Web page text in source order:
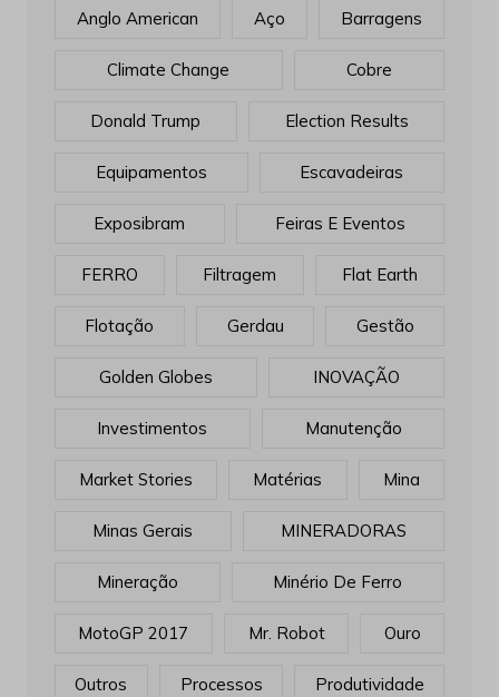
Anglo American Aço Barragens
Climate Change Cobre
Donald Trump Election Results
Equipamentos Escavadeiras
Exposibram Feiras E Eventos
FERRO Filtragem Flat Earth
Flotação Gerdau Gestão
Golden Globes INOVAÇÃO
Investimentos Manutenção
Market Stories Matérias Mina
Minas Gerais MINERADORAS
Mineração Minério De Ferro
MotoGP 2017 Mr. Robot Ouro
Outros Processos Produtividade